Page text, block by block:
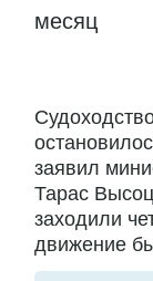
месяц
заявил
Тарас
заходили
движение